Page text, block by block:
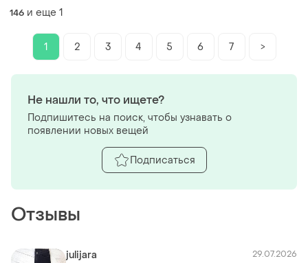
146 и еще 1
1 2 3 4 5 6 7 >
Отзывы
julijara 29.07.2026
Не нашли то, что ищете?
Подпишитесь на поиск, чтобы узнавать о
появлении новых вещей
Подписаться